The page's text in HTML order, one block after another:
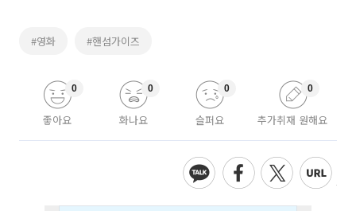
#영화 #핸섬가이즈
좋아요
0
화나요
0
슬퍼요
0
추가취재 원해요
0